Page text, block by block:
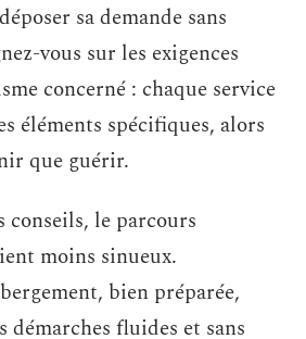
sa demande sans
vous sur les exigences
concerné : chaque service
éléments spécifiques, alors
que guérir.
conseils, le parcours
moins sinueux.
bien préparée,
démarches fluides et sans